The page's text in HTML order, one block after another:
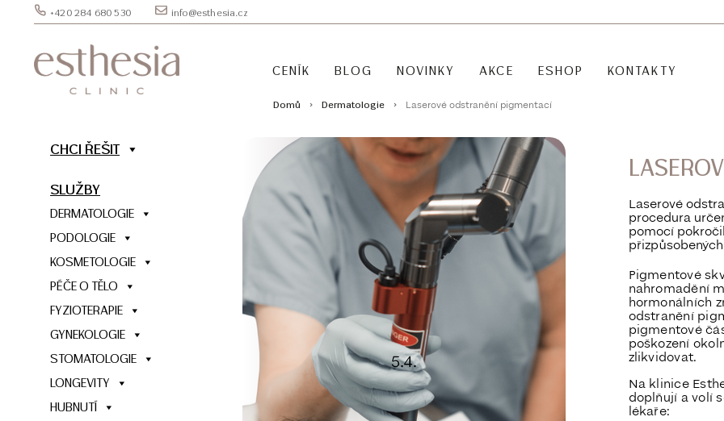
+420 284 680 530 info@esthesia.cz
CENÍK BLOG NOVINKY AKCE ESHOP KONTAKTY
Domů Dermatologie Laserové odstranění pigmentací
CHCI ŘEŠIT
SLUŽBY
DERMATOLOGIE
PODOLOGIE
KOSMETOLOGIE
PÉČE O TĚLO
FYZIOTERAPIE
GYNEKOLOGIE
STOMATOLOGIE
LONGEVITY
HUBNUTÍ
Laserové
procedura
pomocí
Pigmentové
nahromadění
hormonálních
odstranění
pigmentové
poškození
zlikvidovat.
Na klinice
doplňují a volí
lékaře: